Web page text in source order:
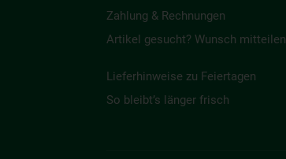
Zahlung & Rechnungen
Artikel gesucht? Wunsch mitteilen
Lieferhinweise zu Feiertagen
So bleibt’s länger frisch